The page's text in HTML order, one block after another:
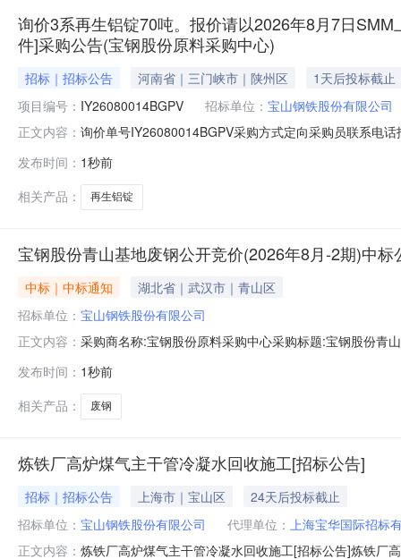
询价3系再生铝锭70吨。报价请以2026年8月7日
件]采购公告(宝钢股份原料采购中心)
招标｜招标公告 河南省｜三门峡市｜陕州区
1天后投标截止
项目编号： IY26080014BGPV 招标单位： 宝山钢铁股份有限公司
正文内容： 询价单号IY26080014BGPV采购方式定向采购员联系电
额度：0.0元三、商务条款：定价说明：湿公吨。限价类
发布时间： 1秒前
相关产品：
再生铝锭
宝钢股份青山基地废钢公开竞价(2026年8月-2期)中标
中标｜中标通知
湖北省｜武汉市｜青山区
招标单位： 宝山钢铁股份有限公司
正文内容： 采购商名称:宝钢股份原料采购中心采购标题:宝钢股份青
发布时间： 1秒前
相关产品：
废钢
炼铁厂高炉煤气主干管冷凝水回收施工[招标公告]
招标｜招标公告 上海市｜宝山区
24天后投标截止
招标单位： 宝山钢铁股份有限公司 代理单位： 上海宝华国际招标
正文内容： 炼铁厂高炉煤气主干管冷凝水回收施工[招标公告]炼铁厂